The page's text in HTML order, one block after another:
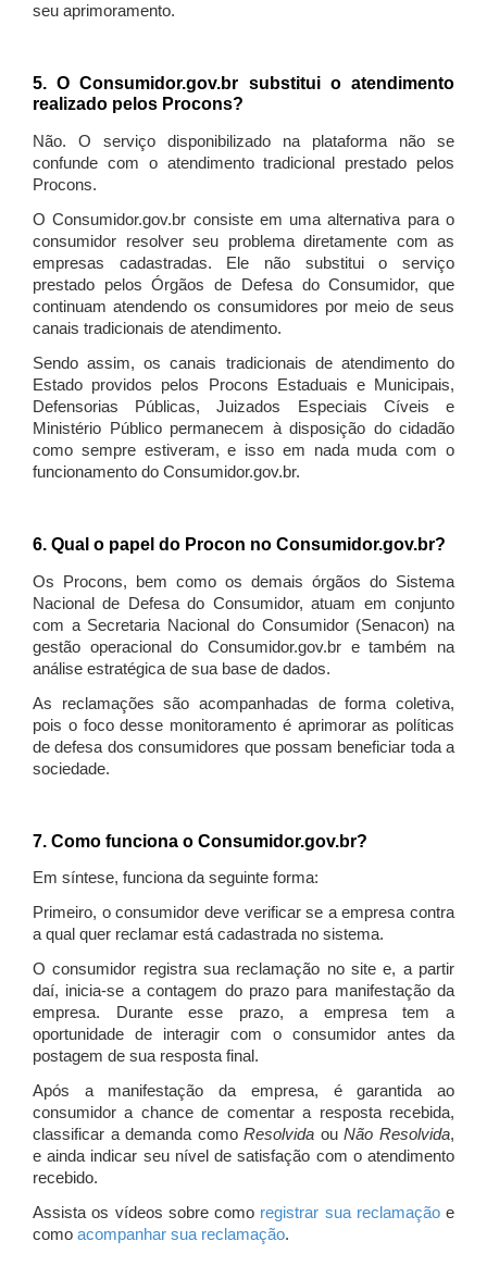
seu aprimoramento.
5. O Consumidor.gov.br substitui o atendimento
realizado pelos Procons?
Não. O serviço disponibilizado na plataforma não se
confunde com o atendimento tradicional prestado pelos
Procons.
O Consumidor.gov.br consiste em uma alternativa para o
consumidor resolver seu problema diretamente com as
empresas cadastradas. Ele não substitui o serviço
prestado pelos Órgãos de Defesa do Consumidor, que
continuam atendendo os consumidores por meio de seus
canais tradicionais de atendimento.
Sendo assim, os canais tradicionais de atendimento do
Estado providos pelos Procons Estaduais e Municipais,
Defensorias Públicas, Juizados Especiais Cíveis e
Ministério Público permanecem à disposição do cidadão
como sempre estiveram, e isso em nada muda com o
funcionamento do Consumidor.gov.br.
6. Qual o papel do Procon no Consumidor.gov.br?
Os Procons, bem como os demais órgãos do Sistema
Nacional de Defesa do Consumidor, atuam em conjunto
com a Secretaria Nacional do Consumidor (Senacon) na
gestão operacional do Consumidor.gov.br e também na
análise estratégica de sua base de dados.
As reclamações são acompanhadas de forma coletiva,
pois o foco desse monitoramento é aprimorar as políticas
de defesa dos consumidores que possam beneficiar toda a
sociedade.
7. Como funciona o Consumidor.gov.br?
Em síntese, funciona da seguinte forma:
Primeiro, o consumidor deve verificar se a empresa contra
a qual quer reclamar está cadastrada no sistema.
O consumidor registra sua reclamação no site e, a partir
daí, inicia-se a contagem do prazo para manifestação da
empresa. Durante esse prazo, a empresa tem a
oportunidade de interagir com o consumidor antes da
postagem de sua resposta final.
Após a manifestação da empresa, é garantida ao
consumidor a chance de comentar a resposta recebida,
classificar a demanda comoResolvida ouNão Resolvida,
e ainda indicar seu nível de satisfação com o atendimento
recebido.
Assista os vídeos sobre como registrar sua reclamaçãoe
como acompanhar sua reclamação.